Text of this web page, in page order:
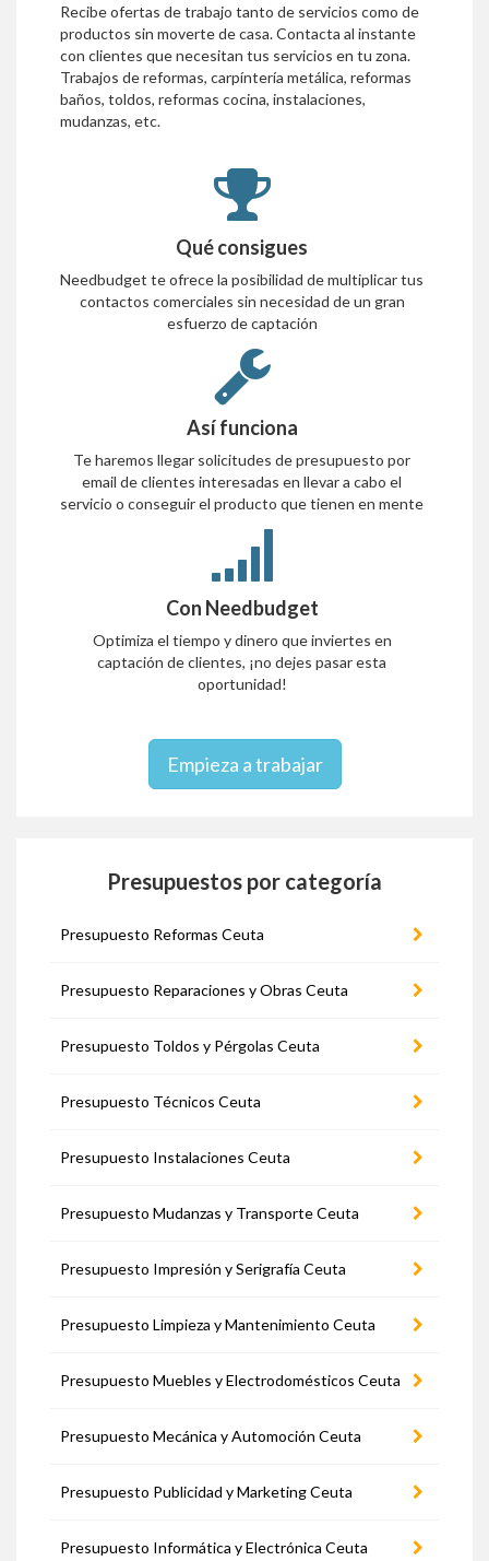
Recibe ofertas de trabajo tanto de servicios como de
productos sin moverte de casa. Contacta al instante
con clientes que necesitan tus servicios en tu zona.
Trabajos de reformas, carpíntería metálica, reformas
baños, toldos, reformas cocina, instalaciones,
mudanzas, etc.
Qué consigues
Needbudget te ofrece la posibilidad de multiplicar tus
contactos comerciales sin necesidad de un gran
esfuerzo de captación
Así funciona
Te haremos llegar solicitudes de presupuesto por
email de clientes interesadas en llevar a cabo el
servicio o conseguir el producto que tienen en mente
Con Needbudget
Optimiza el tiempo y dinero que inviertes en
captación de clientes, ¡no dejes pasar esta
oportunidad!
Empieza a trabajar
Presupuestos por categoría
Presupuesto Reformas Ceuta
Presupuesto Reparaciones y Obras Ceuta
Presupuesto Toldos y Pérgolas Ceuta
Presupuesto Técnicos Ceuta
Presupuesto Instalaciones Ceuta
Presupuesto Mudanzas y Transporte Ceuta
Presupuesto Impresión y Serigrafía Ceuta
Presupuesto Limpieza y Mantenimiento Ceuta
Presupuesto Muebles y Electrodomésticos Ceuta
Presupuesto Mecánica y Automoción Ceuta
Presupuesto Publicidad y Marketing Ceuta
Presupuesto Informática y Electrónica Ceuta